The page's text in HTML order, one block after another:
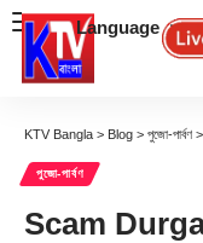
Language
KTV Bangla > Blog > পুজো-পার্বণ >
পুজো-পার্বণ
Scam